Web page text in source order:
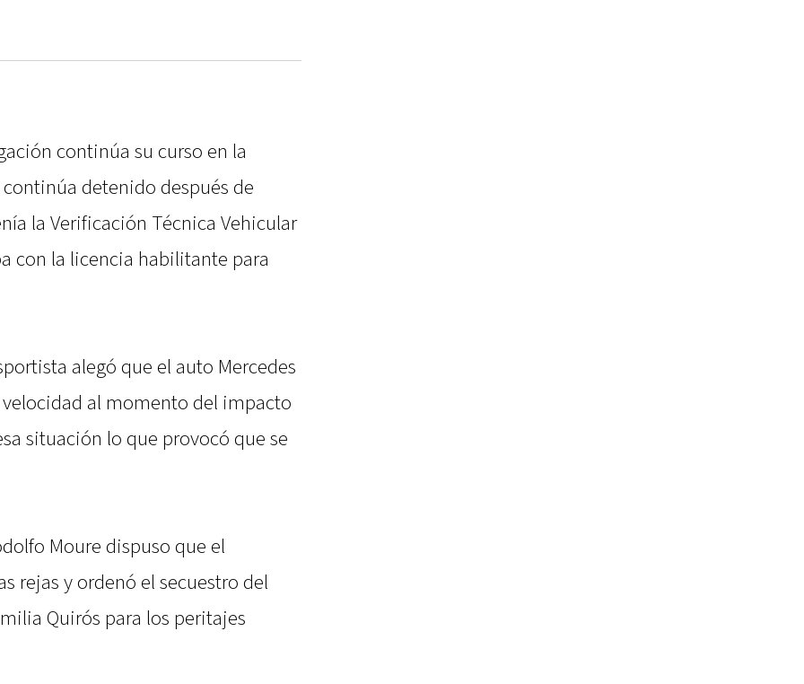
continúa su curso en la
detenido después de
la Verificación Técnica Vehicular
con la licencia habilitante para
alegó que el auto Mercedes
velocidad al momento del impacto
situación lo que provocó que se
Moure dispuso que el
rejas y ordenó el secuestro del
Quirós para los peritajes